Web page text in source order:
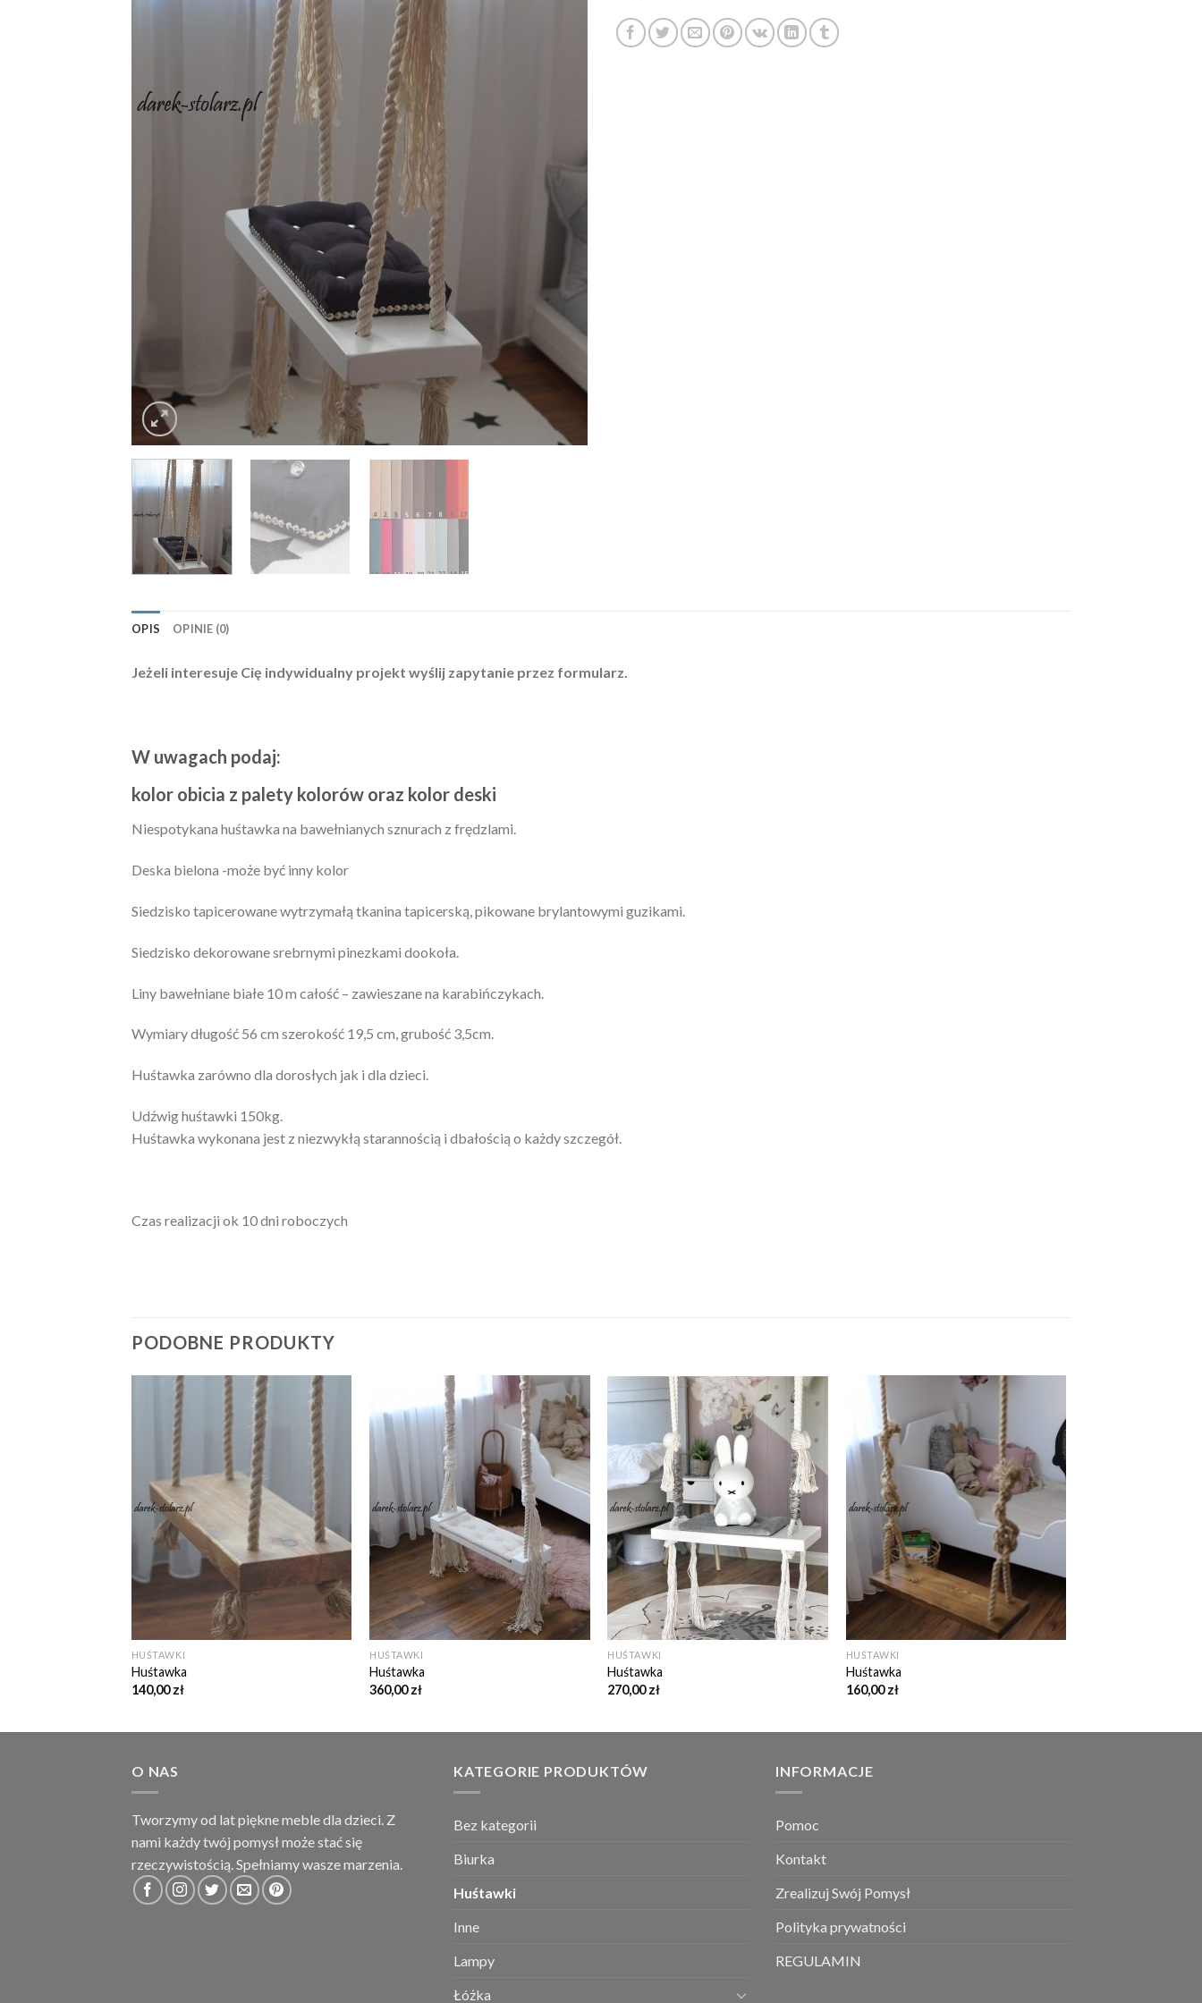
OPIS OPINIE (0)
Jeżeli interesuje Cię indywidualny projekt wyślij zapytanie przez formularz.
W uwagach podaj:
kolor obicia z palety kolorów oraz kolor deski
Niespotykana huśtawka na bawełnianych sznurach z frędzlami.
Deska bielona -może być inny kolor
Siedzisko tapicerowane wytrzymałą tkanina tapicerską, pikowane brylantowymi guzikami.
Siedzisko dekorowane srebrnymi pinezkami dookoła.
Liny bawełniane białe 10 m całość – zawieszane na karabińczykach.
Wymiary długość 56 cm szerokość 19,5 cm, grubość 3,5cm.
Huśtawka zarówno dla dorosłych jak i dla dzieci.
Udźwig huśtawki 150kg.
Huśtawka wykonana jest z niezwykłą starannością i dbałością o każdy szczegół.
Czas realizacji ok 10 dni roboczych
PODOBNE PRODUKTY
Dodaj
do
listy
życzeń
HUŚTAWKI
Huśtawka
140,00zł
Dodaj
do
listy
życzeń
HUŚTAWKI
Huśtawka
360,00zł
Dodaj
do
listy
życzeń
HUŚTAWKI
Huśtawka
270,00zł
listy
życzeń
HUŚTAWKI
Huśtawka
160,00zł
O NAS
Tworzymy od lat piękne meble dla dzieci. Z
nami każdy twój pomysł może stać się
rzeczywistością. Spełniamy wasze marzenia.
KATEGORIE PRODUKTÓW
Bez kategorii
Biurka
Huśtawki
Inne
Lampy
Łóżka
INFORMACJE
Pomoc
Kontakt
Zrealizuj Swój Pomysł
Polityka prywatności
REGULAMIN